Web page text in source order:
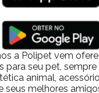
a Polipet vem
para seu pet,
animal,
seus melhores